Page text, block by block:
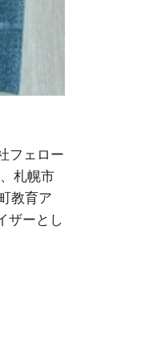
フェロー
札幌市
教育ア
ザーとし